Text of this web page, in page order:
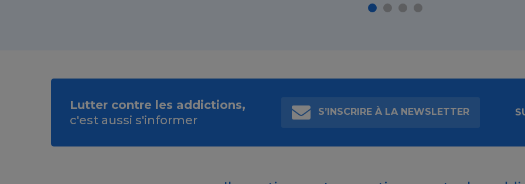
Lutter contre les addictions,
c'est aussi s'informer
S’INSCRIRE À LA NEWSLETTER